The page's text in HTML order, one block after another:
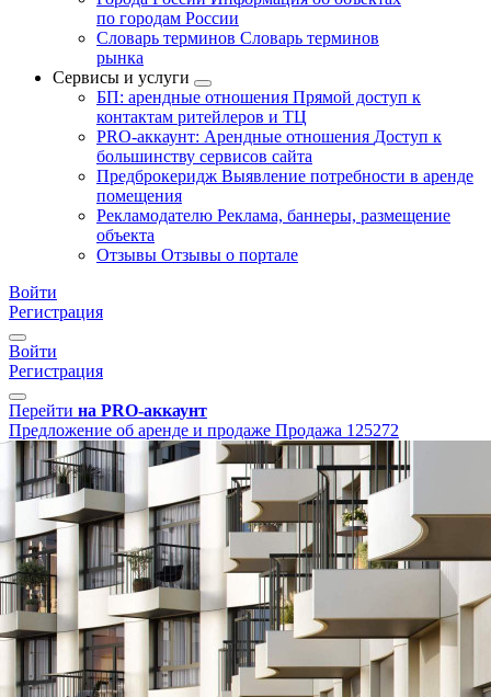
по городам России
Словарь терминов Словарь терминов
рынка
Сервисы и услуги
БП: арендные отношения Прямой доступ к
контактам ритейлеров и ТЦ
PRO-аккаунт: Арендные отношения Доступ к
большинству сервисов сайта
Предброкеридж Выявление потребности в аренде
помещения
Рекламодателю Реклама, баннеры, размещение
объекта
Отзывы Отзывы о портале
Войти
Регистрация
Войти
Регистрация
Перейти на PRO-аккаунт
Предложение об аренде и продаже Продажа 125272